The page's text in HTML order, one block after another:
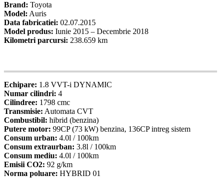
Brand: Toyota
Model: Auris
Data fabricatiei: 02.07.2015
Model produs: Iunie 2015 – Decembrie 2018
Kilometri parcursi: 238.659 km
Echipare: 1.8 VVT-i DYNAMIC
Numar cilindri: 4
Cilindree: 1798 cmc
Transmisie: Automata CVT
Combustibil: hibrid (benzina)
Putere motor: 99CP (73 kW) benzina, 136CP intreg sistem
Consum urban: 4.0l / 100km
Consum extraurban: 3.8l / 100km
Consum mediu: 4.0l / 100km
Emisii CO2: 92 g/km
Norma poluare: HYBRID 01